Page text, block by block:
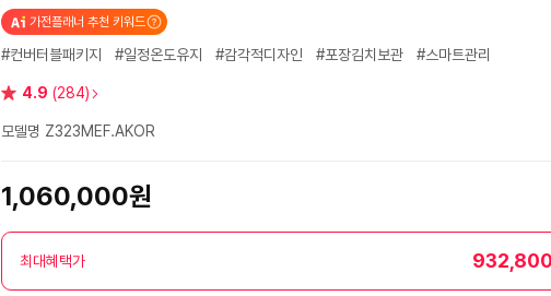
가전플래너 추천 키워드
#컨버터블패키지 #일정온도유지 #감각적디자인 #포장김치보관 #스마트관리
별 4.9 (284)
모델명 Z323MEF.AKOR
1,060,000원
최대혜택가